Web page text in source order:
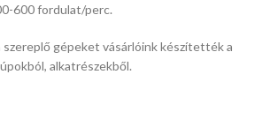
600 fordulat/perc.
gépeket vásárlóink készítették a
alkatrészekből.